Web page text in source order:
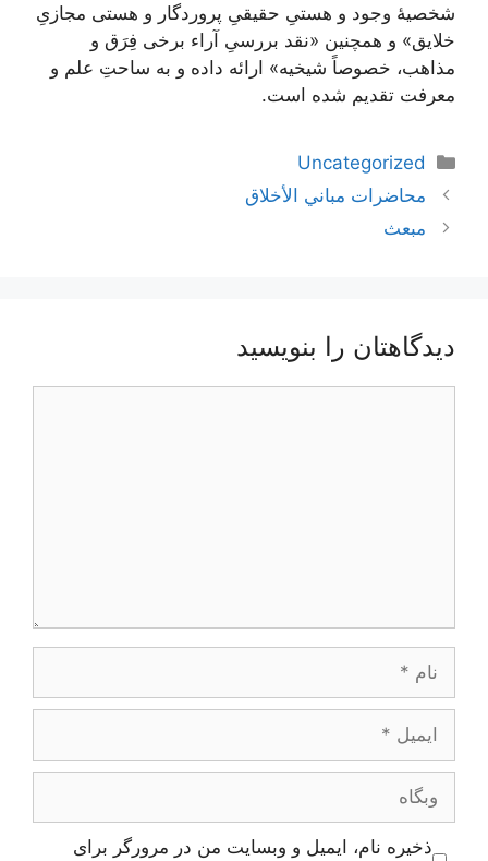
شخصیۀ وجود و هستیِ حقیقیِ پروردگار و هستی مجازیِ
خلایق» و همچنین «نقد بررسیِ آراء برخی فِرَق و
مذاهب، خصوصاً شیخیه» ارائه داده و به ساحتِ علم و
معرفت تقدیم شده است.
دسته‌ها
Uncategorized
ناوبری
نوشته‌ها
محاضرات مباني الأخلاق
مبعث
دیدگاهتان را بنویسید
وبگاه
ذخیره نام، ایمیل و وبسایت من در مرورگر برای